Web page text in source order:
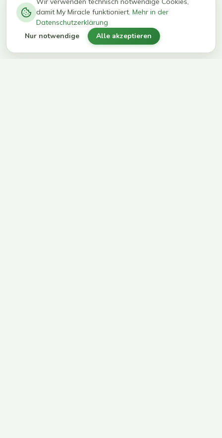
kg in 12
Wochen
erreichen
ihr Ziel
damit My Miracle funktioniert. Mehr in der
Datenschutzerklärung
Nur notwendige Alle akzeptieren